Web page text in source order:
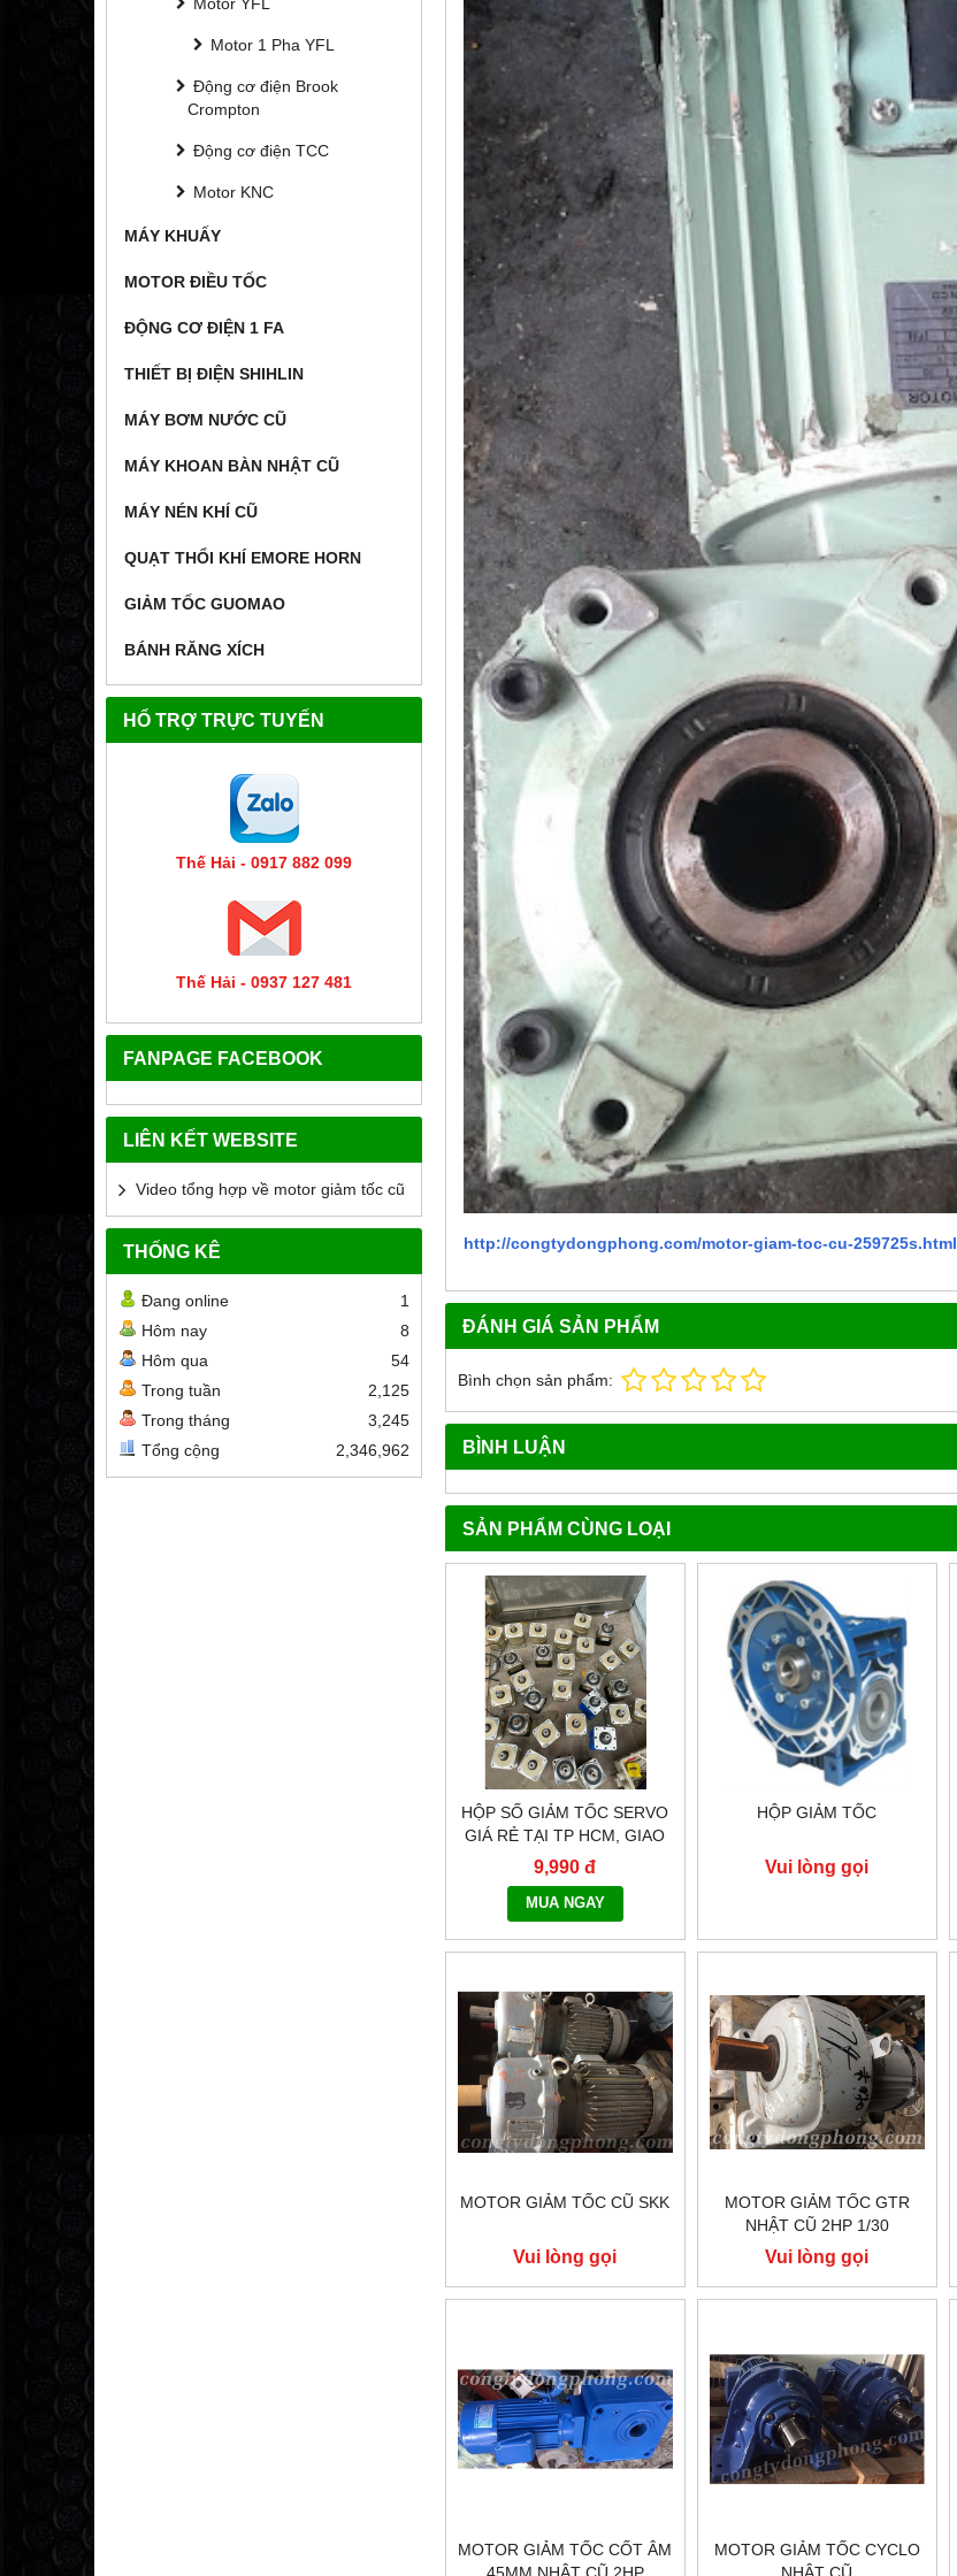
Motor 1 Pha YFL
Động cơ điện Brook
Crompton
Động cơ điện TCC
Motor KNC
MÁY KHUẤY
MOTOR ĐIỀU TỐC
ĐỘNG CƠ ĐIỆN 1 FA
THIẾT BỊ ĐIỆN SHIHLIN
MÁY BƠM NƯỚC CŨ
MÁY KHOAN BÀN NHẬT CŨ
MÁY NÉN KHÍ CŨ
QUẠT THỔI KHÍ EMORE HORN
GIẢM TỐC GUOMAO
BÁNH RĂNG XÍCH
HỔ TRỢ TRỰC TUYẾN
Thế Hải - 0917 882 099
Thế Hải - 0937 127 481
FANPAGE FACEBOOK
LIÊN KẾT WEBSITE
Video tổng hợp về motor giảm tốc cũ
THỐNG KÊ
Đang online
1
Hôm nay
8
Hôm qua
54
Trong tuần
2,125
Trong tháng
3,245
Tổng cộng
2,346,962
http://congtydongphong.com/motor-giam-toc-cu-259725s.html
ĐÁNH GIÁ SẢN PHẨM
Bình chọn sản phẩm:
BÌNH LUẬN
SẢN PHẨM CÙNG LOẠI
HỘP SỐ GIẢM TỐC SERVO
GIÁ RẺ TẠI TP HCM, GIAO
HÀNG TOÀN QUỐC NHANH
CHÓNG - 0917.882.099
9,990 đ
MUA NGAY
HỘP GIẢM TỐC
Vui lòng gọi
MOTOR GIẢM TỐC CŨ SKK
Vui lòng gọi
MOTOR GIẢM TỐC GTR
NHẬT CŨ 2HP 1/30
Vui lòng gọi
MOTOR GIẢM TỐC CỐT ÂM
MOTOR GIẢM TỐC CYCLO